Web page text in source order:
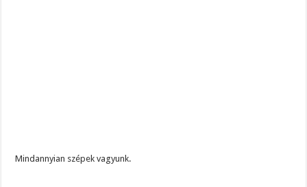
Mindannyian szépek vagyunk.